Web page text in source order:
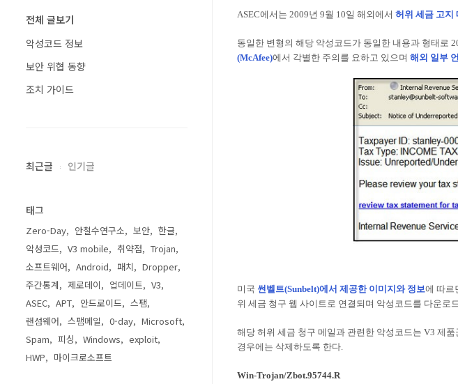
ASEC에서는 2009년 9월 10일 해외에서 허위 세금 고지
동일한 변형의 해당 악성코드가 동일한 내용과 형태로
(McAfee)에서 각별한 주의를 요하고 있으며 해외 일부
미국 썬벨트(Sunbelt)에서 제공한 이미지와 정보에 따르
위 세금 청구 웹 사이트로 연결되며 악성코드를 다운로
해당 허위 세금 청구 메일과 관련한 악성코드는 V3 제
경우에는 삭제하도록 한다.
Win-Trojan/Zbot.95744.R
전체 글보기
악성코드 정보
보안 위협 동향
조치 가이드
최근글 인기글
태그
Zero-Day 안철수연구소 보안
한글
악성코드
V3 mobile 취약점
Trojan
소프트웨어
Android 패치
Dropper
주간통계
제로데이 업데이트
V3
ASEC
APT 안드로이드
스팸
랜섬웨어
스팸메일 0-day
Microsoft
Spam
피싱 Windows
exploit
HWP
마이크로소프트